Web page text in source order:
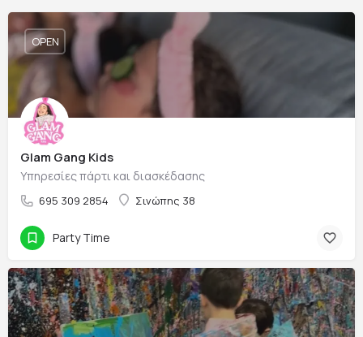
Glam Gang Kids
Υπηρεσίες πάρτι και διασκέδασης
695 309 2854 Σινώπης 38
OPEN
Party Time